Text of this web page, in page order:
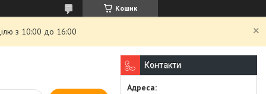
Кошик
з 10:00 до 16:00
Контакти